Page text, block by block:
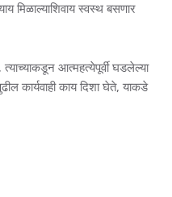
मिळाल्याशिवाय स्वस्थ बसणार
त्याच्याकडून आत्महत्येपूर्वी घडलेल्या
कार्यवाही काय दिशा घेते, याकडे